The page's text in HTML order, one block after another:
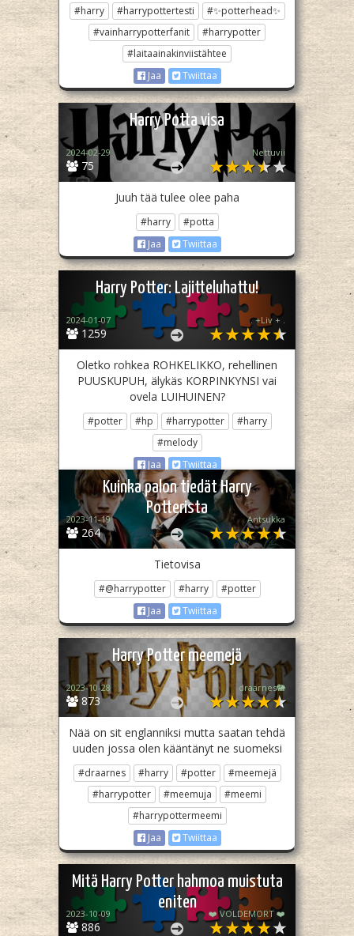
#harry #harrypottertesti
#✨potterhead✨
#vainharrypotterfanit
#harrypotter
#laitaainakinviistähtee
Jaa
Twiittaa
Harry Potta visa
75
2024-02-29 Nettuvii
Juuh tää tulee olee paha
#harry
#potta
Jaa
Twiittaa
Harry Potter: Lajitteluhattu!
1259
2024-01-07 . +Liv + .
Oletko rohkea ROHKELIKKO, rehellinen
PUUSKUPUH, älykäs KORPINKYNSI vai
ovela LUIHUINEN?
#potter #hp #harrypotter
#harry
#melody
Jaa
Twiittaa
Kuinka palon tiedät Harry
Potterista
264
2023-11-19 Antsukka
Tietovisa
#@harrypotter #harry
#potter
Jaa
Twiittaa
Harry Potter meemejä
873
2023-10-28 draarnes🐘
Nää on sit englanniksi mutta saatan tehdä
uuden jossa olen kääntänyt ne suomeksi
#draarnes #harry #potter
#meemejä
#harrypotter
#meemuja
#meemi
#harrypottermeemi
Jaa
Twiittaa
Mitä Harry Potter hahmoa muistuta
eniten
886
2023-10-09 ❤️ VOLDEMORT ❤️